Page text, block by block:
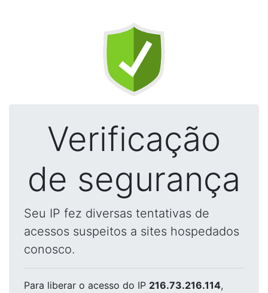
Verificação
de segurança
Seu IP fez diversas tentativas de
acessos suspeitos a sites hospedados
conosco.
Para liberar o acesso do IP 216.73.216.114,